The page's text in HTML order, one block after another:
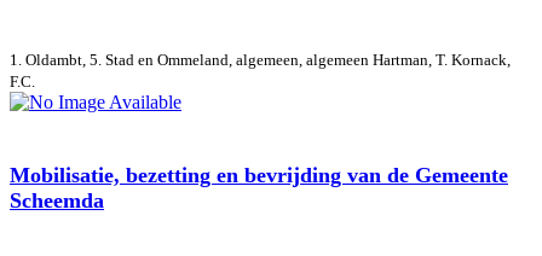
1. Oldambt, 5. Stad en Ommeland, algemeen, algemeen Hartman, T. Kornack,
F.C.
Mobilisatie, bezetting en bevrijding van de Gemeente
Scheemda